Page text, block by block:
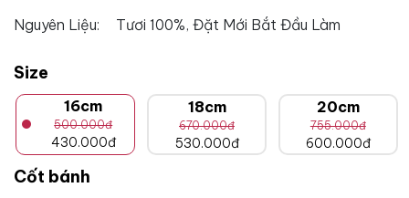
Nguyên Liệu:
Tươi 100%, Đặt Mới Bắt Đầu Làm
Size
16cm
500.000đ
430.000đ
18cm
670.000đ
530.000đ
20cm
755.000đ
600.000đ
Cốt bánh